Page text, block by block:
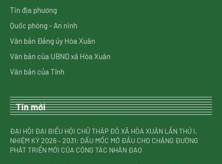
Tin địa phương
Quốc phòng - An ninh
Văn bản Đảng ủy Hòa Xuân
Văn bản của UBND xã Hòa Xuân
Văn bản của Tỉnh
Tin mới
ĐẠI HỘI ĐẠI BIỂU HỘI CHỮ THẬP ĐỎ XÃ HÒA XUÂN LẦN THỨ I,
NHIỆM KỲ 2026 – 2031: DẤU MỐC MỞ ĐẦU CHO CHẶNG ĐƯỜNG
PHÁT TRIỂN MỚI CỦA CÔNG TÁC NHÂN ĐẠO